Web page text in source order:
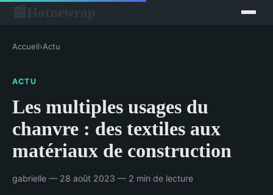
Accueil›Actu
ACTU
Les multiples usages du
chanvre : des textiles aux
matériaux de construction
gabrielle — 28 août 2023 — 2 min de lecture